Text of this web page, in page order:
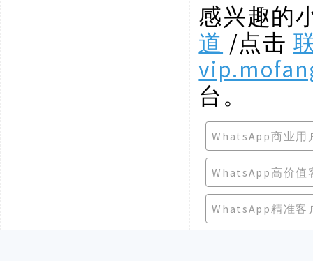
感兴趣的
道 /点击
台。
WhatsApp商业用
WhatsApp高价值
WhatsApp精准客